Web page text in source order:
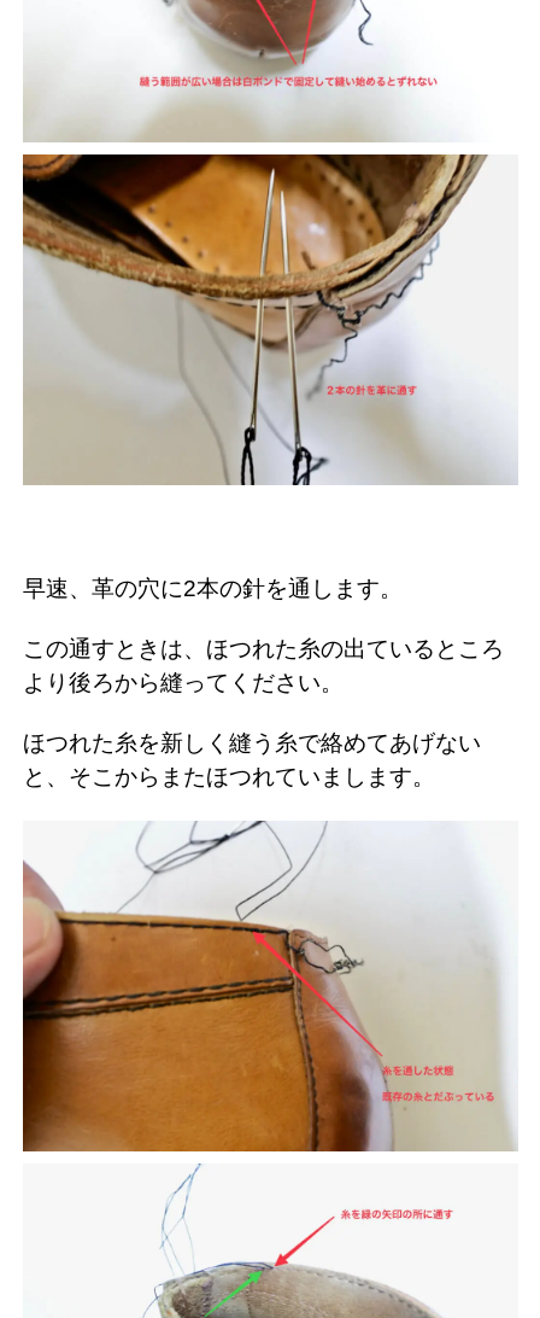
早速、革の穴に2本の針を通します。
この通すときは、ほつれた糸の出ているところ
より後ろから縫ってください。
ほつれた糸を新しく縫う糸で絡めてあげない
と、そこからまたほつれていまします。